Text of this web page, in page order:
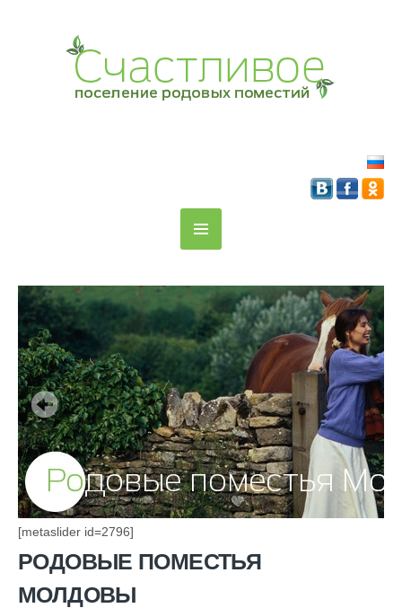
[metaslider id=2796]
РОДОВЫЕ ПОМЕСТЬЯ
МОЛДОВЫ